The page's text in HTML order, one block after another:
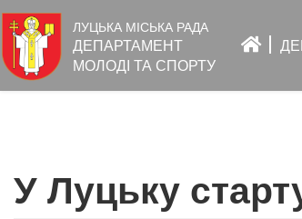
основного
вмісту
ЛУЦЬКА МІСЬКА РАДА
ДЕПАРТАМЕНТ
МОЛОДІ ТА СПОРТУ
У Луцьку